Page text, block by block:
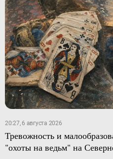
20:27, 6 августа 2026
Тревожность и
"охоты на ведьм" на